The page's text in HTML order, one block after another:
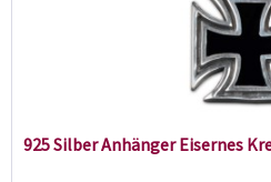
925 Silber Anhänger Eisernes